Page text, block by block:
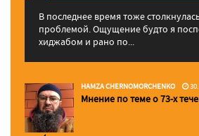
В последнее время тоже
проблемой. Ощущение будто я
хиджабом и рано по...
HAMZA CHERNOMORCHENKO
Мнение по теме о 73-х